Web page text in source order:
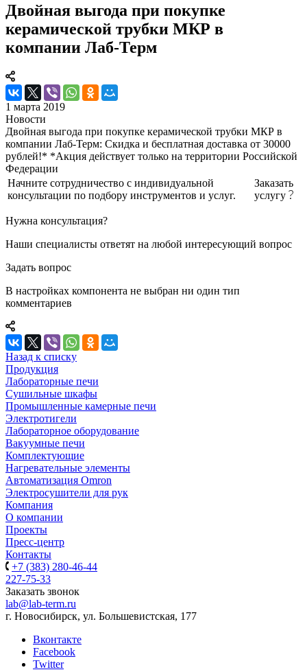
Двойная выгода при покупке
керамической трубки МКР в
компании Лаб-Терм
1 марта 2019
Новости
Двойная выгода при покупке керамической трубки МКР в
компании Лаб-Терм: Скидка и бесплатная доставка от 30000
рублей!* *Акция действует только на территории Российской
Федерации
Начните сотрудничество с индивидуальной
консультации по подбору инструментов и услуг.
Заказать
услугу
Нужна консультация?
Наши специалисты ответят на любой интересующий вопрос
Задать вопрос
В настройках компонента не выбран ни один тип
комментариев
Назад к списку
Продукция
Лабораторные печи
Сушильные шкафы
Промышленные камерные печи
Электротигели
Лабораторное оборудование
Вакуумные печи
Комплектующие
Нагревательные элементы
Автоматизация Omron
Электросушители для рук
Компания
О компании
Проекты
Пресс-центр
Контакты
+7 (383) 280-46-44
227-75-33
Заказать звонок
lab@lab-term.ru
г. Новосибирск, ул. Большевистская, 177
Вконтакте
Facebook
Twitter